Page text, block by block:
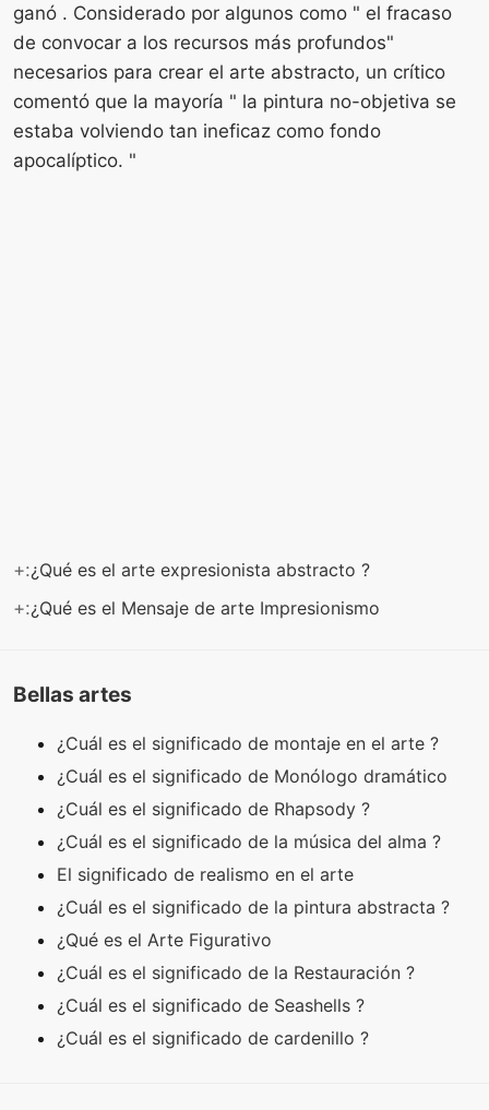
ganó . Considerado por algunos como " el fracaso
de convocar a los recursos más profundos"
necesarios para crear el arte abstracto, un crítico
comentó que la mayoría " la pintura no-objetiva se
estaba volviendo tan ineficaz como fondo
apocalíptico. "
+:¿Qué es el arte expresionista abstracto ?
+:¿Qué es el Mensaje de arte Impresionismo
Bellas artes
¿Cuál es el significado de montaje en el arte ?
¿Cuál es el significado de Monólogo dramático
¿Cuál es el significado de Rhapsody ?
¿Cuál es el significado de la música del alma ?
El significado de realismo en el arte
¿Cuál es el significado de la pintura abstracta ?
¿Qué es el Arte Figurativo
¿Cuál es el significado de la Restauración ?
¿Cuál es el significado de Seashells ?
¿Cuál es el significado de cardenillo ?